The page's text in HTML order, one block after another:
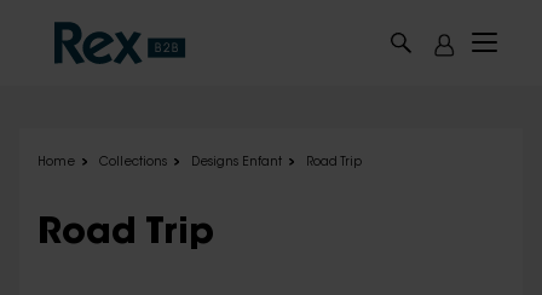
Home Collections Designs Enfant Road Trip
Road Trip